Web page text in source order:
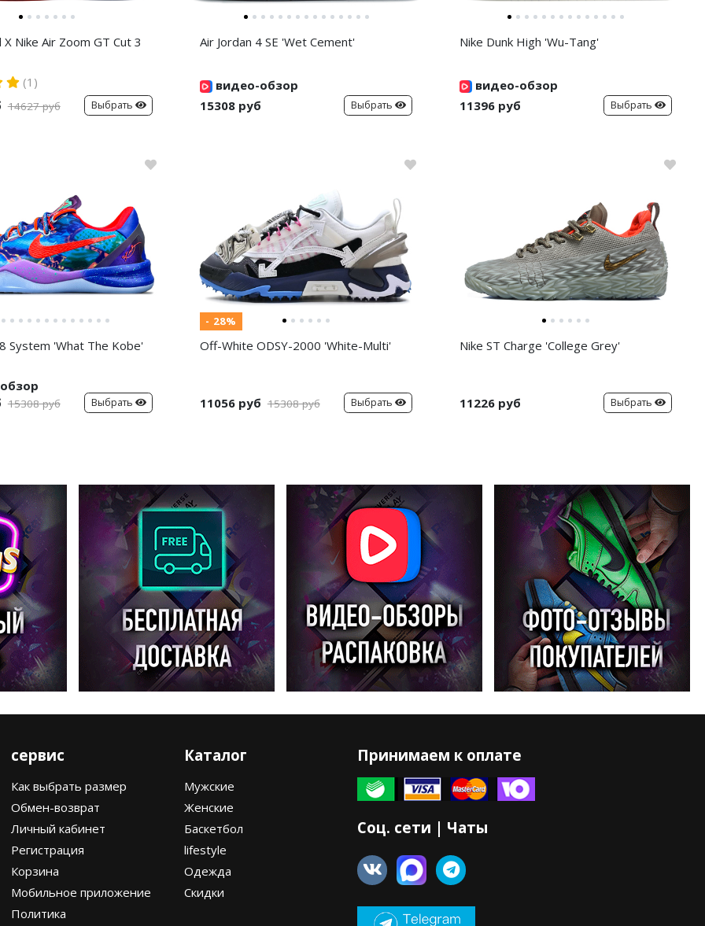
X Nike Air Zoom GT Cut 3
(1)
14627 руб Выбрать
Air Jordan 4 SE 'Wet Cement'
видео-обзор
15308 руб
Выбрать
Nike Dunk High 'Wu-Tang'
видео-обзор
11396 руб
Выбрать
System 'What The Kobe'
15308 руб Выбрать
- 28%
Off-White ODSY-2000 'White-Multi'
11056 руб 15308 руб Выбрать
Nike ST Charge 'College Grey'
11226 руб Выбрать
сервис
Как выбрать размер
Обмен-возврат
Личный кабинет
Регистрация
Корзина
Мобильное приложение
Политика
Каталог
Мужские
Женские
Баскетбол
lifestyle
Одежда
Скидки
Принимаем к оплате
Соц. сети | Чаты